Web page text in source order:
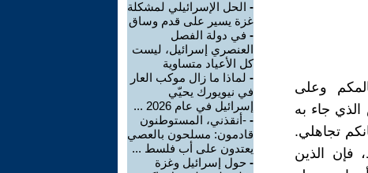
وعلى
جاء به
تجاهلي.
فإن الذين
- الحل الإسرائيلي لمشكلة
غزة يسير على قدم وساق
- في دولة الفصل
العنصري إسرائيل، ليست
كل الأعياد متساوية
- لماذا ما زال موكب العار
في نيويورك يحيّي
إسرائيل في عام 2026 ...
- -أنقذني، المستوطنون
قادمون: مسلحون بالعصي
يعتدون على أب فلسط ...
- حول إسرائيل وغزة